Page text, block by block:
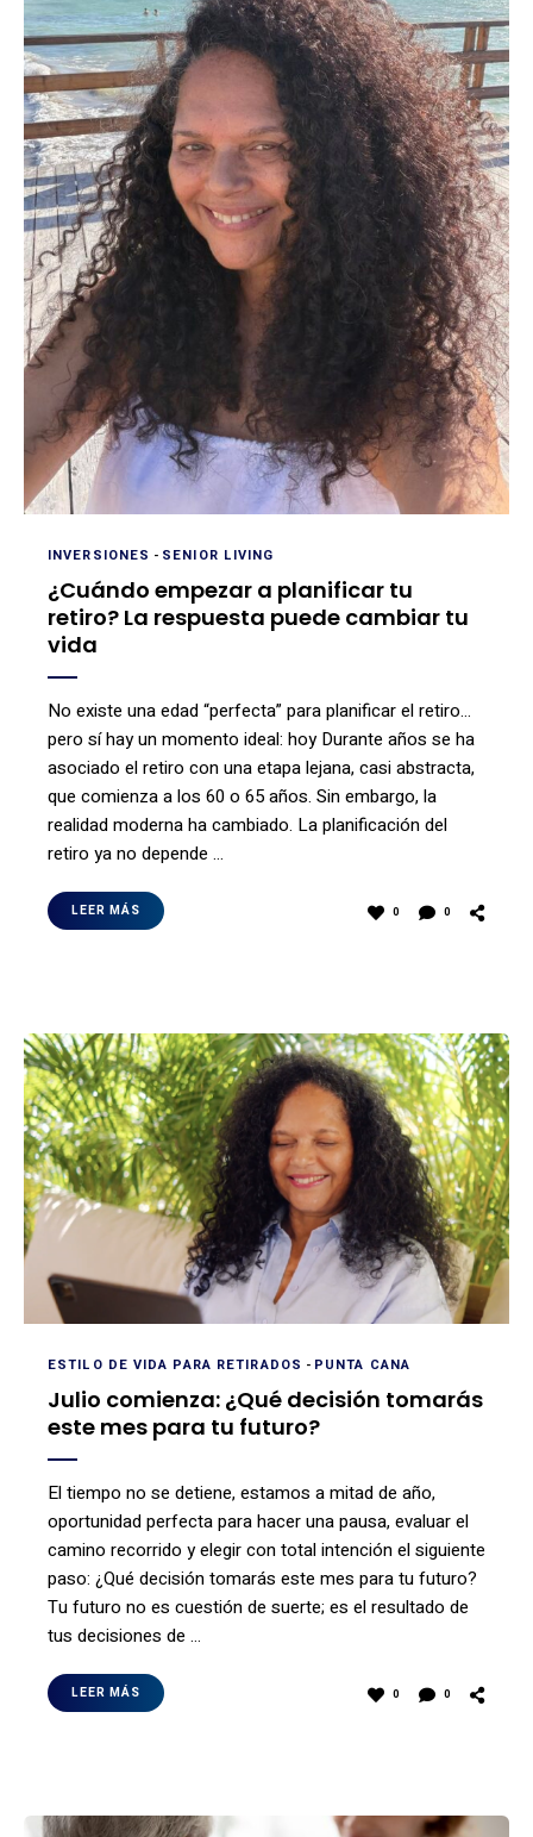
INVERSIONES - SENIOR LIVING
¿Cuándo empezar a planificar tu
retiro? La respuesta puede cambiar tu
vida
No existe una edad “perfecta” para planificar el retiro…
pero sí hay un momento ideal: hoy Durante años se ha
asociado el retiro con una etapa lejana, casi abstracta,
que comienza a los 60 o 65 años. Sin embargo, la
realidad moderna ha cambiado. La planificación del
retiro ya no depende …
LEER MÁS 0 0
ESTILO DE VIDA PARA RETIRADOS - PUNTA CANA
Julio comienza: ¿Qué decisión tomarás
este mes para tu futuro?
El tiempo no se detiene, estamos a mitad de año,
oportunidad perfecta para hacer una pausa, evaluar el
camino recorrido y elegir con total intención el siguiente
paso: ¿Qué decisión tomarás este mes para tu futuro?
Tu futuro no es cuestión de suerte; es el resultado de
tus decisiones de …
LEER MÁS 0 0